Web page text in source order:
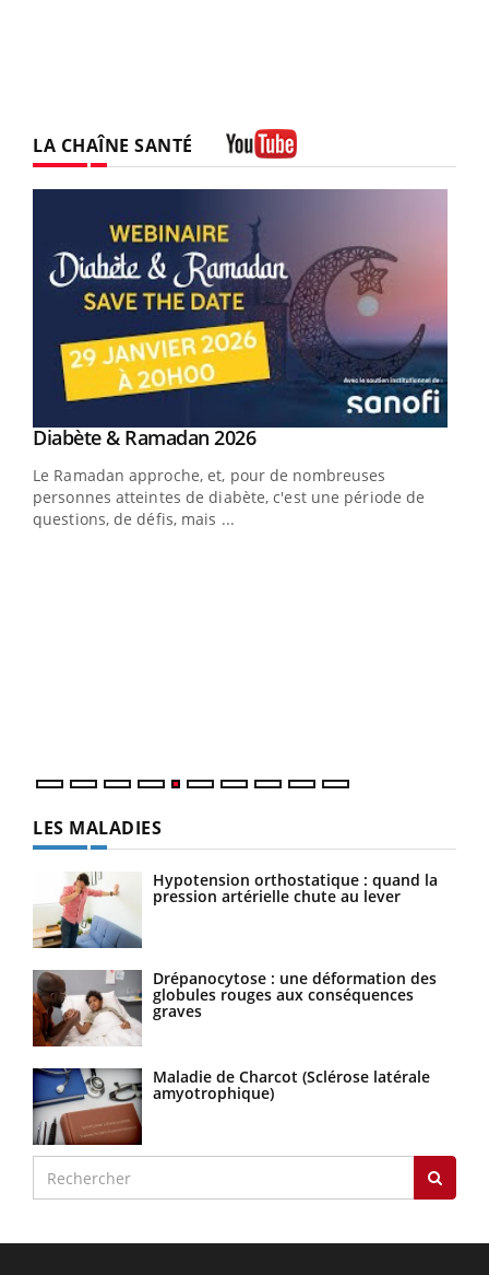
LA CHAÎNE SANTÉ
Youtube
Diabète & Ramadan 2026Youtube
Le Ramadan approche, et, pour de nombreuses
personnes atteintes de diabète, c'est une période de
questions, de défis, mais ...
LES MALADIES
Hypotension orthostatique : quand la
pression artérielle chute au lever
Drépanocytose : une déformation des
globules rouges aux conséquences
graves
Maladie de Charcot (Sclérose latérale
amyotrophique)